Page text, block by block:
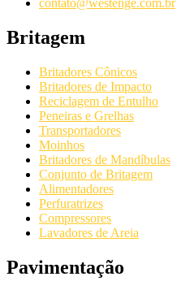
contato@westenge.com.br
Britagem
Britadores Cônicos
Britadores de Impacto
Reciclagem de Entulho
Peneiras e Grelhas
Transportadores
Moinhos
Britadores de Mandíbulas
Conjunto de Britagem
Alimentadores
Perfuratrizes
Compressores
Lavadores de Areia
Pavimentação